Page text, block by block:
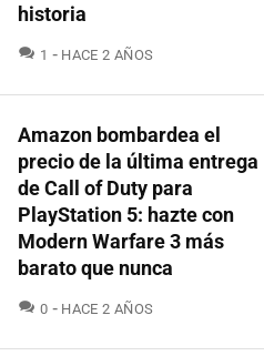
historia
1 COMENTARIOS
HACE 2 AÑOS
Amazon bombardea el
precio de la última entrega
de Call of Duty para
PlayStation 5: hazte con
Modern Warfare 3 más
barato que nunca
0 COMENTARIOS
HACE 2 AÑOS